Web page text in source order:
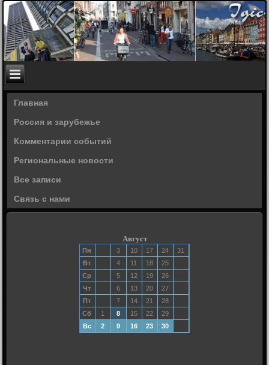
Главная
Россия и зарубежье
Комментарии событий
Региональные новости
Все записи
Связь с нами
Август
Пн 3 10 17 24
31
Вт
4 11 18
25
Ср
5 12 19
26
Чт
6 13 20
27
Пт
7 14 21
28
Сб
1 8 15 22
29
Вс
2 9 16 23 30